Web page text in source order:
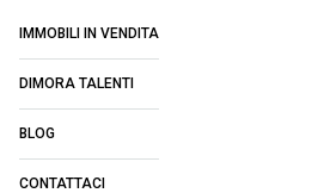
IMMOBILI IN VENDITA
DIMORA TALENTI
BLOG
CONTATTACI